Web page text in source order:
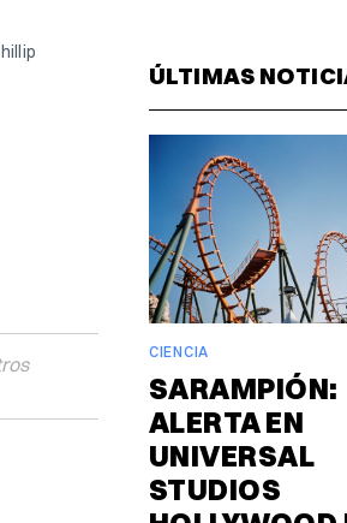
ÚLTIMAS
CIENCIA
SARAMPIÓN:
ALERTA EN
UNIVERSAL
STUDIOS